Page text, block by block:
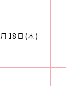
18日(木)